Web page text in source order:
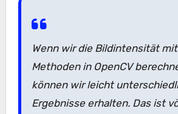
Wenn wir die Bildintensität
Methoden in OpenCV
können wir leicht
Ergebnisse erhalten. Das ist